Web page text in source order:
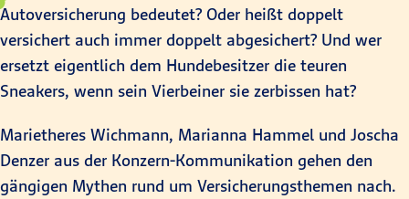
Autoversicherung bedeutet? Oder heißt doppelt
versichert auch immer doppelt abgesichert? Und wer
ersetzt eigentlich dem Hundebesitzer die teuren
Sneakers, wenn sein Vierbeiner sie zerbissen hat?
Marietheres Wichmann, Marianna Hammel und Joscha
Denzer aus der Konzern-Kommunikation gehen den
gängigen Mythen rund um Versicherungsthemen nach.